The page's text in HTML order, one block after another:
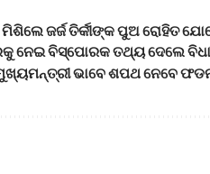
ଜର୍ଜ ତିର୍କୀଙ୍କ ପୁଅ ରୋହିତ
ନେଇ ବିସ୍ପୋରକ ତଥ୍ୟ ଦେଲେ
ଭାବେ ଶପଥ ନେବେ